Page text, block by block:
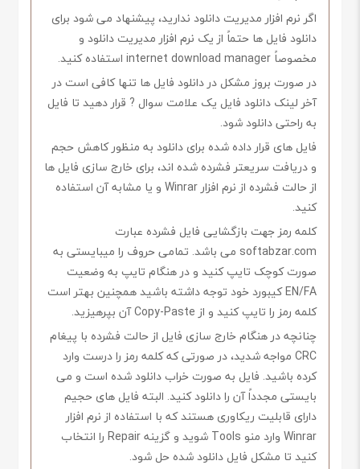
اگر نرم افزار مدیریت دانلود ندارید، پیشنهاد می شود برای
دانلود فایل ها حتماً از یک نرم افزار مدیریت دانلود و
مخصوصاً internet download manager استفاده کنید.
در صورت بروز مشکل در دانلود فایل ها تنها کافی است در
آخر لینک دانلود فایل یک علامت سوال ? قرار دهید تا فایل
به راحتی دانلود شود.
فایل های قرار داده شده برای دانلود به منظور کاهش حجم
و دریافت سریعتر فشرده شده اند، برای خارج سازی فایل ها
از حالت فشرده از نرم افزار Winrar و یا مشابه آن استفاده
کنید.
کلمه رمز جهت بازگشایی فایل فشرده عبارت
softabzar.com می باشد. تمامی حروف را میبایستی به
صورت کوچک تایپ کنید و در هنگام تایپ به وضعیت
EN/FA کیبورد خود توجه داشته باشید همچنین بهتر است
کلمه رمز را تایپ کنید و از Copy-Paste آن بپرهیزید.
چنانچه در هنگام خارج سازی فایل از حالت فشرده با پیغام
CRC مواجه شدید، در صورتی که کلمه رمز را درست وارد
کرده باشید. فایل به صورت خراب دانلود شده است و می
بایستی مجدداً آن را دانلود کنید. البته فایل های حجیم
دارای قابلیت ریکاوری هستند که با استفاده از نرم افزار
Winrar وارد منو Tools شوید و گزینه Repair را انتخاب
کنید تا مشکل فایل دانلود شده حل شود.